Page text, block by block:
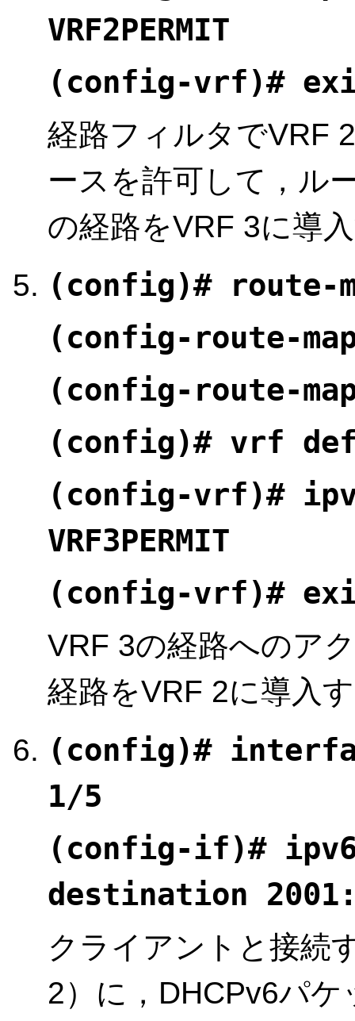
VRF2PERMIT
(config-vrf)#
経路フィルタでVRF
ースを許可して，ル
の経路をVRF 3に導
(config)# route-
(config-route-
(config-route-
(config)# vrf
(config-vrf)#
VRF3PERMIT
(config-vrf)#
VRF 3の経路へのア
経路をVRF 2に導入
(config)#
1/5
(config-if)#
destination
クライアントと接続
2）に，DHCPv6パ